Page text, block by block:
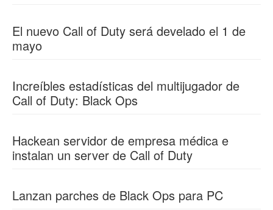
El nuevo Call of Duty será develado el 1 de
mayo
Increíbles estadísticas del multijugador de
Call of Duty: Black Ops
Hackean servidor de empresa médica e
instalan un server de Call of Duty
Lanzan parches de Black Ops para PC